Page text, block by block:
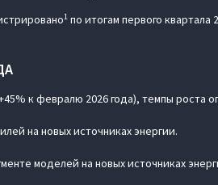
1 по итогам первого квартала
к февралю 2026 года), темпы роста
на новых источниках энергии.
моделей на новых источниках